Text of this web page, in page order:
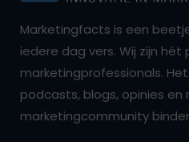
Marketingfacts is een
iedere dag vers. Wij zijn
marketingprofessionals.
podcasts, blogs, opinies en
marketingcommunity